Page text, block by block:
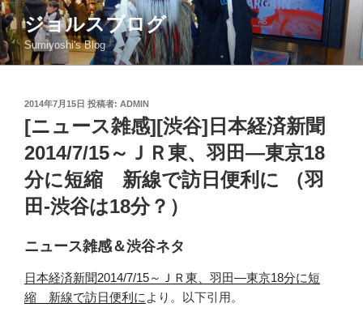
コ
ン
テ
ン
ジョルスブログ
Sumiyoshi's Blog
投
稿
日:
2014年7月15日 投稿者: ADMIN
[ニュース雑感][渋谷]日本経済新聞
2014/7/15～ＪＲ東、羽田―東京18
分に短縮 新線で訪日便利に （羽
田-渋谷は18分？）
ニュース雑感＆渋谷ネタ
日本経済新聞2014/7/15～ＪＲ東、羽田―東京18分に短
縮 新線で訪日便利に より。以下引用。